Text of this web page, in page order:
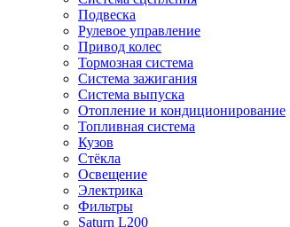
Подвеска
Рулевое управление
Привод колес
Тормозная система
Система зажигания
Система выпуска
Отопление и кондиционирование
Топливная система
Кузов
Стёкла
Освещение
Электрика
Фильтры
Saturn L200